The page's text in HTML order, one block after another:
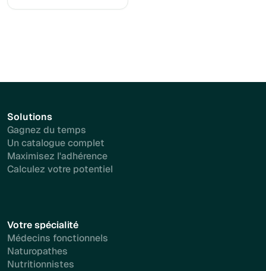
Solutions
Gagnez du temps
Un catalogue complet
Maximisez l'adhérence
Calculez votre potentiel
Votre spécialité
Médecins fonctionnels
Naturopathes
Nutritionnistes